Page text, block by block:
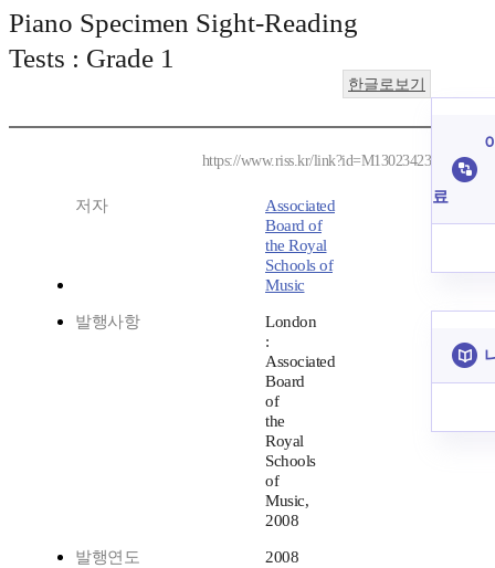
Piano Specimen Sight-Reading
Tests : Grade 1
한글로보기
https://www.riss.kr/link?id=M13023423
저자
Associated
Board of
the Royal
Schools of
Music
발행사항
London
:
Associated
Board
of
the
Royal
Schools
of
Music,
2008
발행연도 2008
료